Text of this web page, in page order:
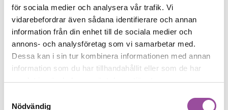
för sociala medier och analysera vår trafik. Vi
vidarebefordrar även sådana identifierare och annan
information från din enhet till de sociala medier och
annons- och analysföretag som vi samarbetar med.
Dessa kan i sin tur kombinera informationen med annan
information som du har tillhandahållit eller som de har
samlat in när du har använt deras tjänster.
Nödvändig
Obs!Ansökningshandlingarna får inte vara
dubbelvikta eller häftade.
Ladda ner ansökningsblankett till gymnasieskolan
här.
Ladda ner ansökningsblankett till gymnasieskolan *fri